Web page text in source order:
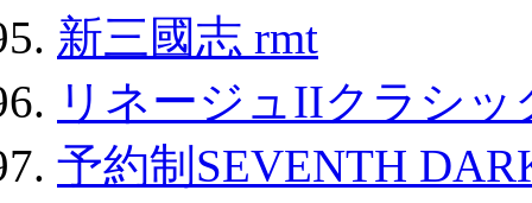
新三國志 rmt
リネージュIIクラシ
予約制SEVENTH